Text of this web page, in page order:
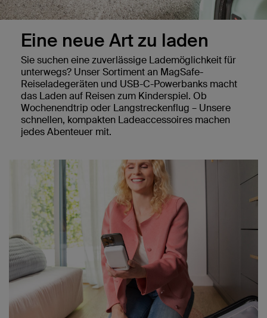
Eine neue Art zu laden
Sie suchen eine zuverlässige Lademöglichkeit für
unterwegs? Unser Sortiment an MagSafe-
Reiseladegeräten und USB-C-Powerbanks macht
das Laden auf Reisen zum Kinderspiel. Ob
Wochenendtrip oder Langstreckenflug – Unsere
schnellen, kompakten Ladeaccessoires machen
jedes Abenteuer mit.